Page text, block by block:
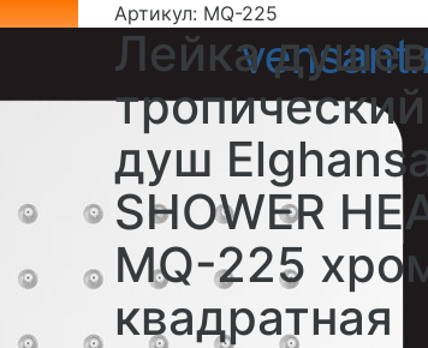
Артикул: MQ-225
Лейка
тропический
душ
SHOWER
MQ-225
квадратная